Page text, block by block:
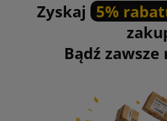
Zyskaj 5%
Bądź zawsze